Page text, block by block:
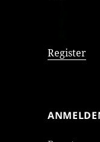
Register